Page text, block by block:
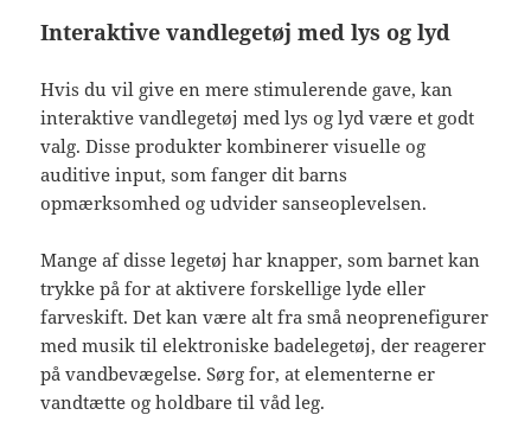
Interaktive vandlegetøj med lys og lyd
Hvis du vil give en mere stimulerende gave, kan
interaktive vandlegetøj med lys og lyd være et godt
valg. Disse produkter kombinerer visuelle og
auditive input, som fanger dit barns
opmærksomhed og udvider sanseoplevelsen.
Mange af disse legetøj har knapper, som barnet kan
trykke på for at aktivere forskellige lyde eller
farveskift. Det kan være alt fra små neoprenefigurer
med musik til elektroniske badelegetøj, der reagerer
på vandbevægelse. Sørg for, at elementerne er
vandtætte og holdbare til våd leg.